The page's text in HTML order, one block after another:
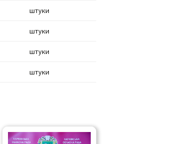
штуки
штуки
штуки
штуки